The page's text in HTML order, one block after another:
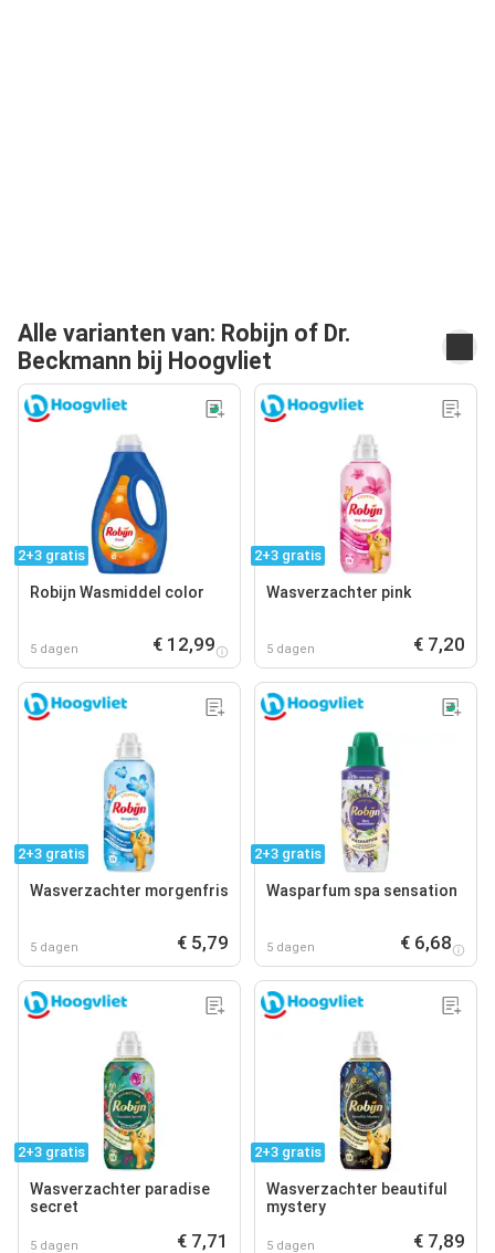
Alle varianten van: Robijn of Dr.
Beckmann bij Hoogvliet
2+3 gratis
Robijn Wasmiddel color
5 dagen € 12,99
2+3 gratis
Wasverzachter pink
5 dagen € 7,20
2+3 gratis
Wasverzachter morgenfris
5 dagen € 5,79
2+3 gratis
Wasparfum spa sensation
5 dagen € 6,68
2+3 gratis
Wasverzachter paradise
secret
5 dagen € 7,71
2+3 gratis
Wasverzachter beautiful
mystery
5 dagen € 7,89